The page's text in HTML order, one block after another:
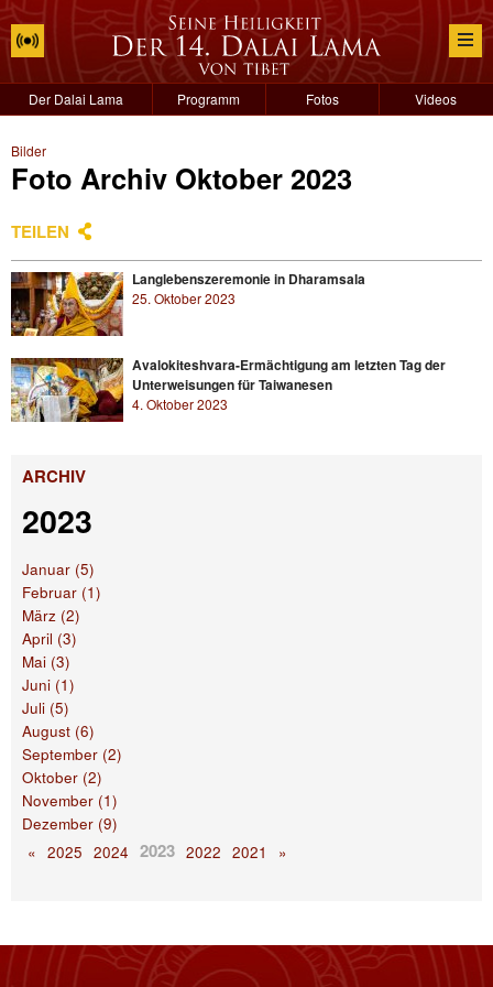
Der Dalai Lama Programm Fotos Videos
Bilder
Foto Archiv Oktober 2023
TEILEN
Langlebenszeremonie in Dharamsala
25. Oktober 2023
Avalokiteshvara-Ermächtigung am letzten Tag der
Unterweisungen für Taiwanesen
4. Oktober 2023
ARCHIV
2023
Januar (5)
Februar (1)
März (2)
April (3)
Mai (3)
Juni (1)
Juli (5)
August (6)
September (2)
Oktober (2)
November (1)
Dezember (9)
« 2025 2024 2023 2022 2021 »